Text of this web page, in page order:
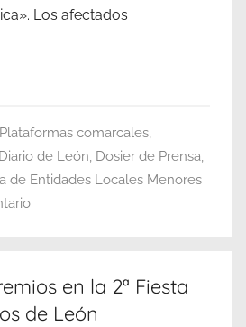
Los afectados
comarcales,
Diario de León, Dosier de Prensa,
de Entidades Locales Menores
en la 2ª Fiesta
de León